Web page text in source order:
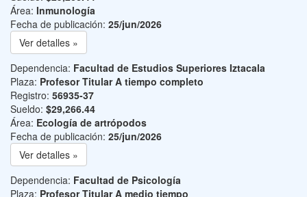
Área: Inmunología
Fecha de publicación: 25/jun/2026
Ver detalles »
Dependencia: Facultad de Estudios Superiores Iztacala
Plaza: Profesor Titular A tiempo completo
Registro: 56935-37
Sueldo: $29,266.44
Área: Ecología de artrópodos
Fecha de publicación: 25/jun/2026
Ver detalles »
Dependencia: Facultad de Psicología
Plaza: Profesor Titular A medio tiempo